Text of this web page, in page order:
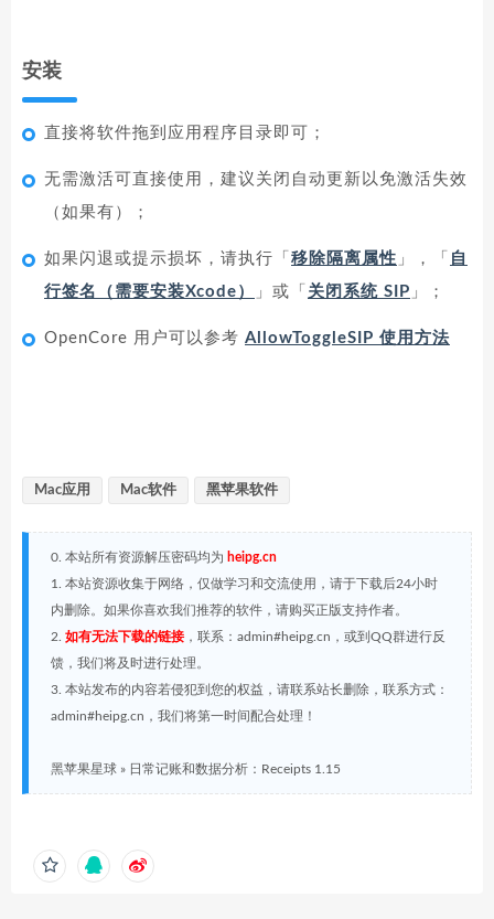
安装
直接将软件拖到应用程序目录即可；
无需激活可直接使用，建议关闭自动更新以免激活失效
（如果有）；
如果闪退或提示损坏，请执行「 移除隔离属性 」，「 自
行签名（需要安装Xcode）
」或「 关闭系统 SIP 」；
OpenCore 用户可以参考 AllowToggleSIP 使用方法
Mac应用 Mac软件 黑苹果软件
0. 本站所有资源解压密码均为 heipg.cn
1. 本站资源收集于网络，仅做学习和交流使用，请于下载后24小时
内删除。如果你喜欢我们推荐的软件，请购买正版支持作者。
2. 如有无法下载的链接，联系：admin#heipg.cn，或到QQ群进行反
馈，我们将及时进行处理。
3. 本站发布的内容若侵犯到您的权益，请联系站长删除，联系方式：
admin#heipg.cn，我们将第一时间配合处理！
黑苹果星球 » 日常记账和数据分析：Receipts 1.15